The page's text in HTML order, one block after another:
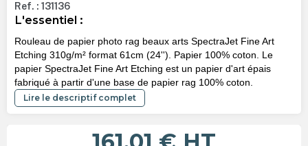
Ref. : 131136
L'essentiel :
Rouleau de papier photo rag beaux arts SpectraJet Fine Art
Etching 310g/m² format 61cm (24''). Papier 100% coton. Le
papier SpectraJet Fine Art Etching est un papier d'art épais
fabriqué à partir d'une base de papier rag 100% coton.
Lire le descriptif complet